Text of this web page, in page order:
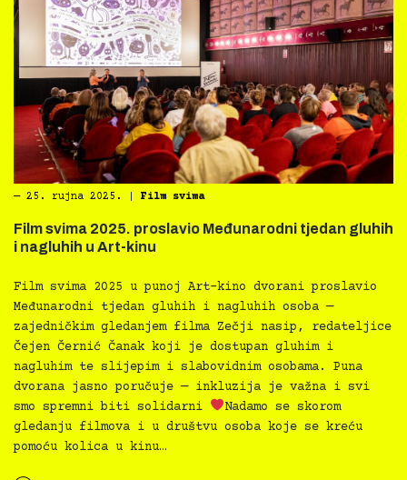
― 25. rujna 2025. Film svima
Film svima 2025. proslavio Međunarodni tjedan gluhih
i nagluhih u Art-kinu
Film svima 2025 u punoj Art-kino dvorani proslavio
Međunarodni tjedan gluhih i nagluhih osoba —
zajedničkim gledanjem filma Zečji nasip, redateljice
Čejen Černić Čanak koji je dostupan gluhim i
nagluhim te slijepim i slabovidnim osobama. Puna
dvorana jasno poručuje — inkluzija je važna i svi
smo spremni biti solidarni
Nadamo se skorom
gledanju filmova i u društvu osoba koje se kreću
pomoću kolica u kinu…